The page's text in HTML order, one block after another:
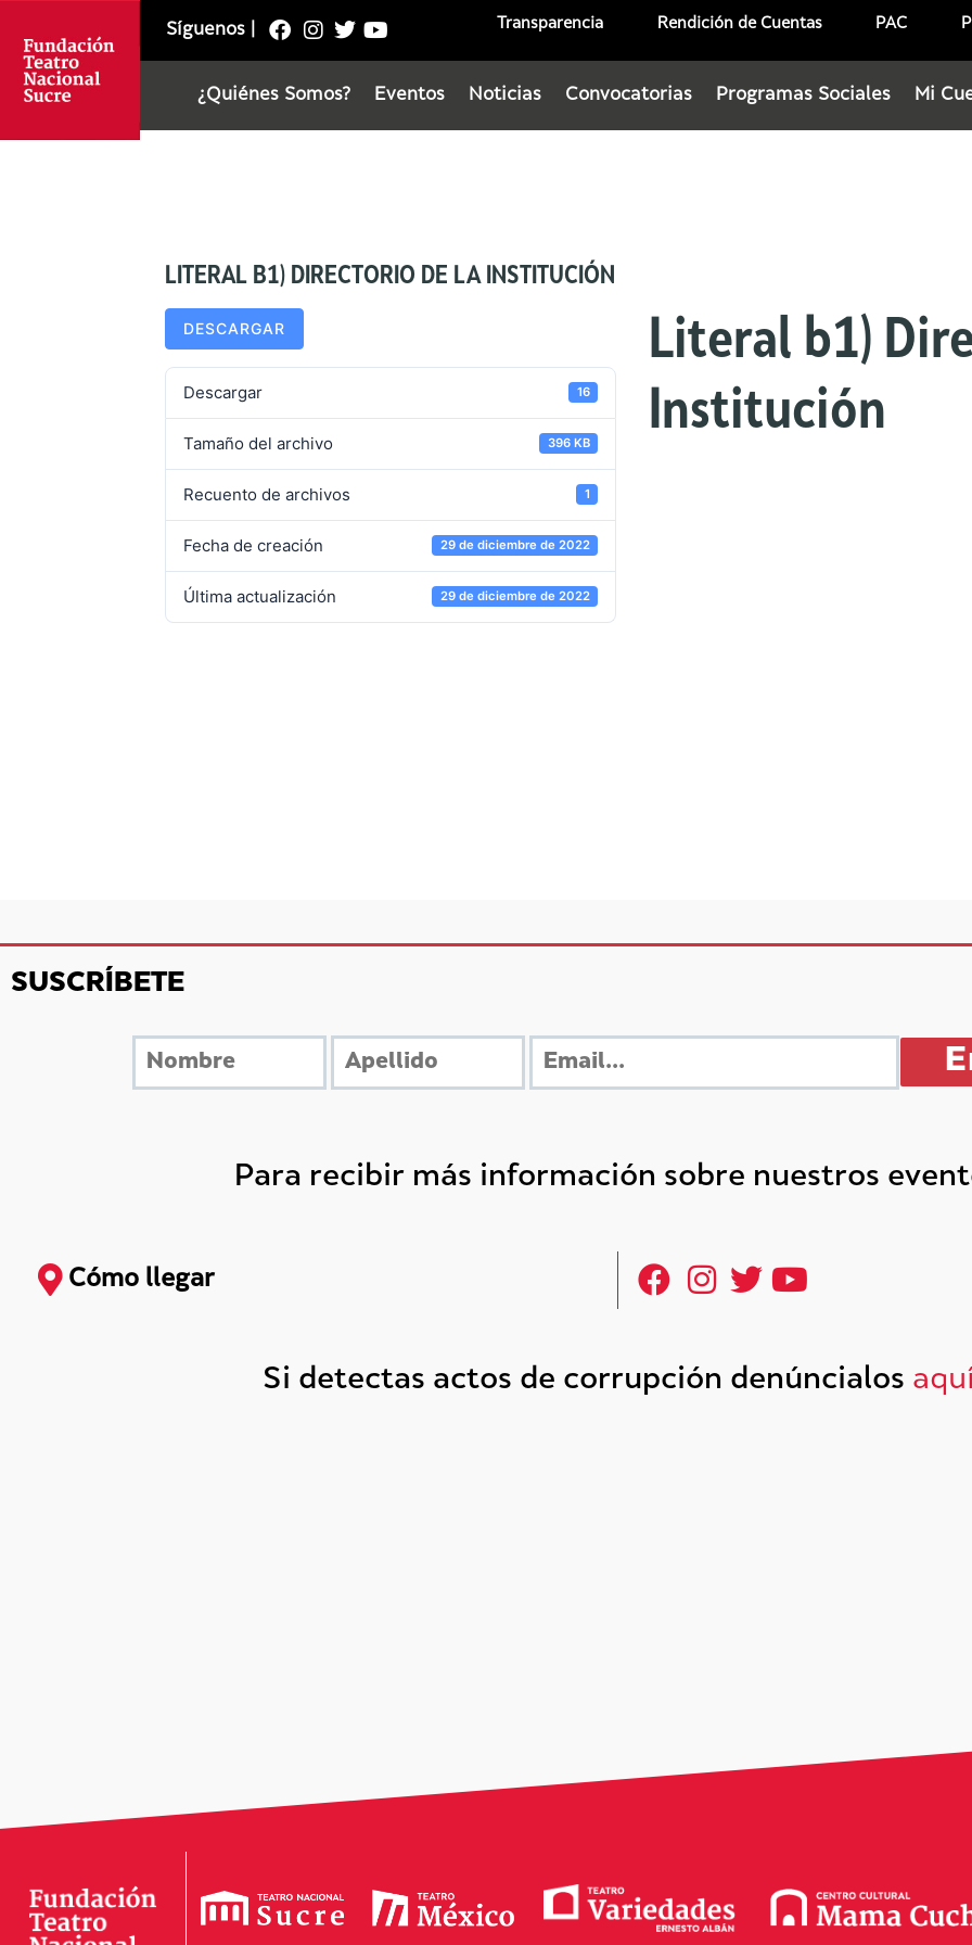
Síguenos Transparencia Rendición de Cuentas PAC
¿Quiénes Somos? Eventos Noticias Convocatorias Programas Sociales Mi
LITERAL B1) DIRECTORIO DE LA INSTITUCIÓN
DESCARGAR
Descargar 16
Tamaño del archivo 396 KB
Recuento de archivos 1
Fecha de creación 29 de diciembre de 2022
Última actualización 29 de diciembre de 2022
Literal b1)
Institución
SUSCRÍBETE
Para recibir más información sobre nuestros
Cómo llegar
Si detectas actos de corrupción denúncialos aquí